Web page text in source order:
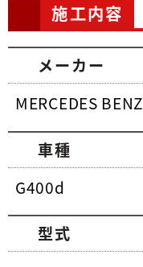
施工内容
メーカー
MERCEDES BENZ
車種
G400d
型式